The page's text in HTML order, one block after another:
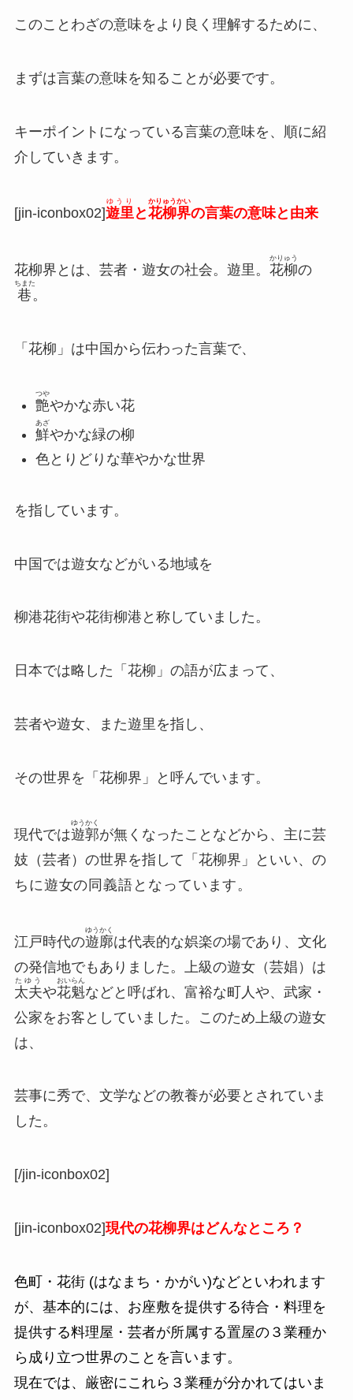
このことわざの意味をより良く理解するために、
まずは言葉の意味を知ることが必要です。
キーポイントになっている言葉の意味を、順に紹
介していきます。
[jin-iconbox02]遊里
ゆうり
と花柳界
かりゅうかい
の言葉の意味と由来
花柳界とは、芸者・遊女の社会。遊里。 花柳
かりゅう
の
巷
ちまた
。
「花柳」は中国から伝わった言葉で、
艶
つや
やかな赤い花
鮮
あざ
やかな緑の柳
色とりどりな華やかな世界
を指しています。
中国では遊女などがいる地域を
柳港花街や花街柳港と称していました。
日本では略した「花柳」の語が広まって、
芸者や遊女、また遊里を指し、
その世界を「花柳界」と呼んでいます。
現代では遊郭
ゆうかく
が無くなったことなどから、主に芸
妓（芸者）の世界を指して「花柳界」といい、 の
ちに遊女の同義語となっています。
江戸時代の遊廓
ゆうかく
は代表的な娯楽の場であり、文化
の発信地でもありました。上級の遊女（芸娼）は
太夫
たゆう
や花魁
おいらん
などと呼ばれ、富裕な町人や、 武家 ・
公家をお客としていました。このため上級の遊女
は、
芸事に秀で、文学などの教養が必要とされていま
した。
[/jin-iconbox02]
[jin-iconbox02]現代の花柳界はどんなところ？
色町・花街 (はなまち・かがい)などといわれます
が、基本的には、お座敷を提供する待合・料理を
提供する料理屋・芸者が所属する置屋の３業種か
ら成り立つ世界のことを言います。
現在では、厳密にこれら３業種が分かれてはいま